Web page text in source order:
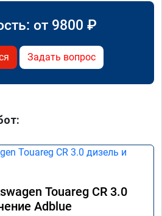
от 9800 ₽
Задать вопрос
Touareg CR 3.0
Adblue